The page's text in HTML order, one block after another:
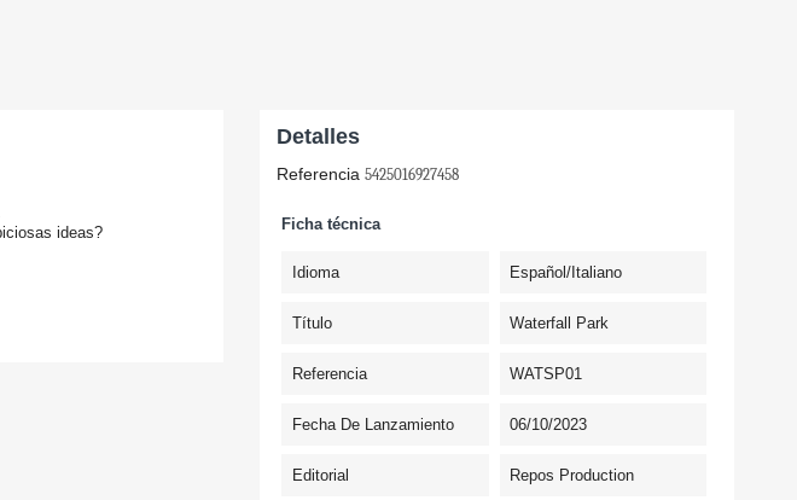
ideas?
Detalles
Referencia 5425016927458
Ficha técnica
Idioma Español/Italiano
Título Waterfall Park
Referencia WATSP01
Fecha De Lanzamiento 06/10/2023
Editorial Repos Production